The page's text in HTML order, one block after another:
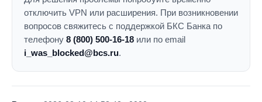
отключить VPN или расширения. При возникновении
вопросов свяжитесь с поддержкой БКС Банка по
телефону 8 (800) 500-16-18 или по email
i_was_blocked@bcs.ru.